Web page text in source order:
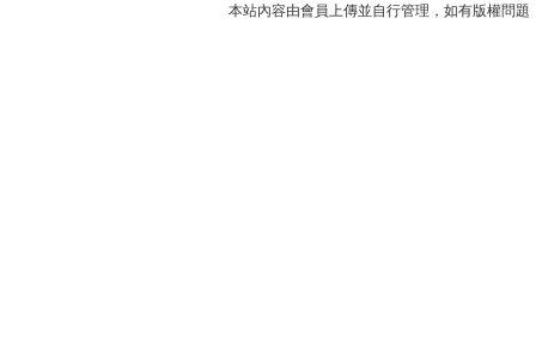
本站內容由會員上傳並自行管理，如有版權問